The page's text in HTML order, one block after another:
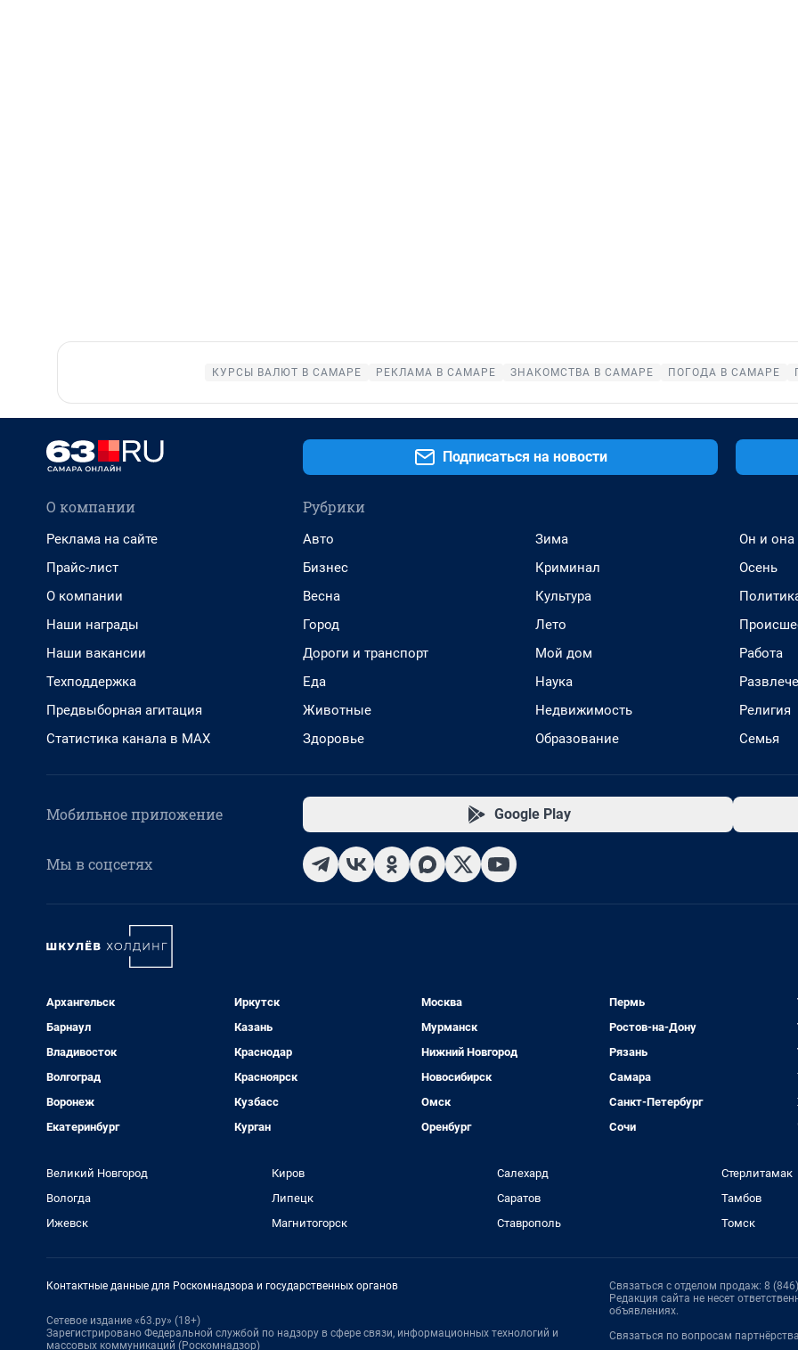
КУРСЫ ВАЛЮТ В САМАРЕ РЕКЛАМА В САМАРЕ ЗНАКОМСТВА В САМАРЕ ПОГОДА В САМАРЕ
Подписаться на новости
О компании
Реклама на сайте
Прайс-лист
О компании
Наши награды
Наши вакансии
Техподдержка
Предвыборная агитация
Статистика канала в MAX
Рубрики
Авто
Бизнес
Весна
Город
Дороги и транспорт
Еда
Животные
Здоровье
Зима
Криминал
Культура
Лето
Мой дом
Наука
Недвижимость
Образование
Он и она
Осень
Работа
Религия
Семья
Мобильное приложение Google Play
Мы в соцсетях
Архангельск
Барнаул
Владивосток
Волгоград
Воронеж
Екатеринбург
Иркутск
Казань
Краснодар
Красноярск
Кузбасс
Курган
Москва
Мурманск
Нижний Новгород
Новосибирск
Омск
Оренбург
Пермь
Ростов-на-Дону
Рязань
Самара
Санкт-Петербург
Сочи
Великий Новгород
Вологда
Ижевск
Киров
Липецк
Магнитогорск
Салехард
Саратов
Ставрополь
Стерлитамак
Тамбов
Томск
Контактные данные для Роскомнадзора и государственных органов
Сетевое издание «63.ру» (18+)
Зарегистрировано Федеральной службой по надзору в сфере связи, информационных технологий и
массовых коммуникаций (Роскомнадзор)
Связаться с отделом продаж: 8
Редакция сайта не несет
объявлениях.
Связаться по вопросам